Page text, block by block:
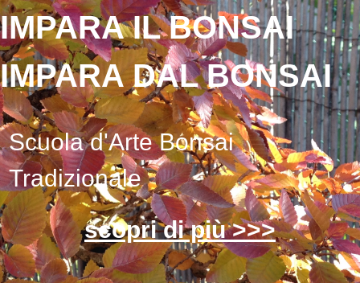
IMPARA IL BONSAI
IMPARA DAL BONSAI
Scuola d'Arte Bonsai
Tradizionale
scopri di più >>>